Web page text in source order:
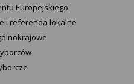
Europejskiego
i referenda lokalne